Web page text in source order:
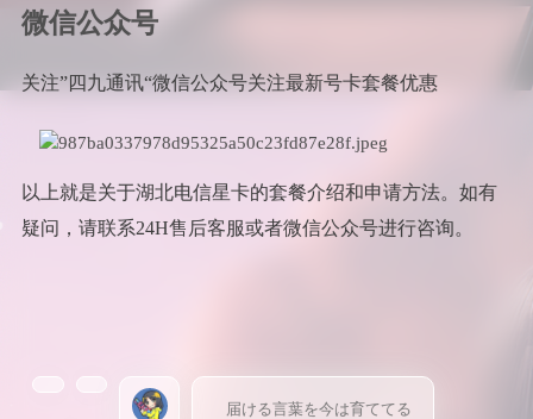
微信公众号
关注”四九通讯“微信公众号关注最新号卡套餐优惠
以上就是关于湖北电信星卡的套餐介绍和申请方法。如有
疑问，请联系24H售后客服或者微信公众号进行咨询。
届ける言葉を今は育ててる